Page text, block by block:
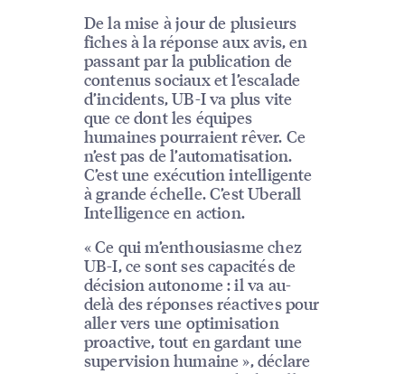
De la mise à jour de plusieurs
fiches à la réponse aux avis, en
passant par la publication de
contenus sociaux et l’escalade
d’incidents, UB-I va plus vite
que ce dont les équipes
humaines pourraient rêver. Ce
n’est pas de l’automatisation.
C’est une exécution intelligente
à grande échelle. C’est Uberall
Intelligence en action.
« Ce qui m’enthousiasme chez
UB-I, ce sont ses capacités de
décision autonome : il va au-
delà des réponses réactives pour
aller vers une optimisation
proactive, tout en gardant une
supervision humaine », déclare